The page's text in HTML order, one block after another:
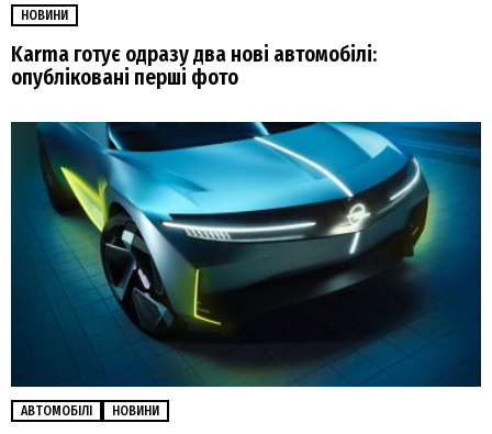
НОВИНИ
Karma готує одразу два нові автомобілі:
опубліковані перші фото
АВТОМОБІЛІ НОВИНИ